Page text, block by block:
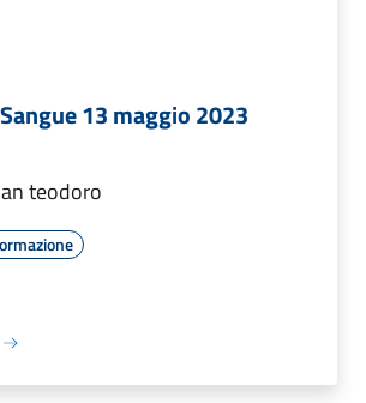
13 maggio 2023
teodoro